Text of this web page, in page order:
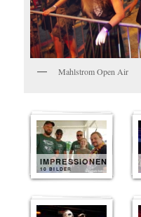
Mahlstrom Open Air
IMPRESSIONEN
10 BILDER